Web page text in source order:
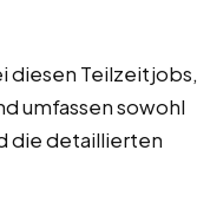
diesen Teilzeitjobs,
umfassen sowohl
die detaillierten